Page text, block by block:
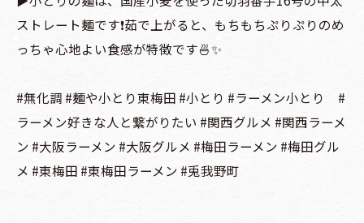
ストレート麺です❗️茹で上がると、もちもちぷりぷりのめ
っちゃ心地よい食感が特徴です🍜✨
#無化調 #麺や小とり東梅田 #小とり #ラーメン小とり #
ラーメン好きな人と繋がりたい #関西グルメ #関西ラーメ
ン #大阪ラーメン #大阪グルメ #梅田ラーメン #梅田グル
メ #東梅田 #東梅田ラーメン #兎我野町